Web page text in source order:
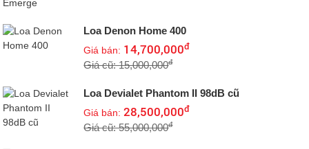
Loa Denon Home 400
Giá bán: 14,700,000đ
Giá cũ: 15,000,000đ
Loa Devialet Phantom II 98dB cũ
Giá bán:28,500,000đ
Giá cũ: 55,000,000đ